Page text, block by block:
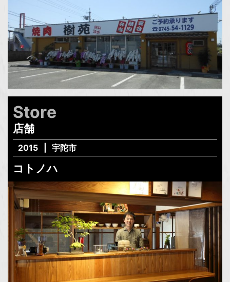
Store
店舗
2015 宇陀市
コトノハ